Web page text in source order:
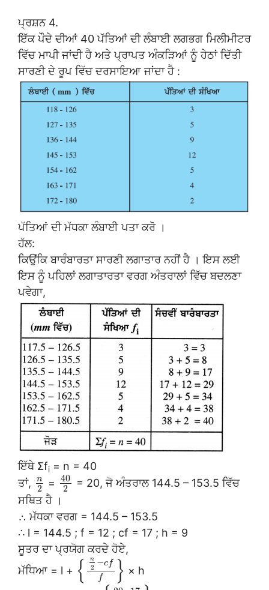
ਪ੍ਰਸ਼ਨ 4.
ਇੱਕ ਪੌਦੇ ਦੀਆਂ 40 ਪੱਤਿਆਂ ਦੀ ਲੰਬਾਈ ਲਗਭਗ ਮਿਲੀਮੀਟਰ
ਵਿੱਚ ਮਾਪੀ ਜਾਂਦੀ ਹੈ ਅਤੇ ਪ੍ਰਾਪਤ ਅੰਕੜਿਆਂ ਨੂੰ ਹੇਠਾਂ ਦਿੱਤੀ
ਸਾਰਣੀ ਦੇ ਰੂਪ ਵਿੱਚ ਦਰਸਾਇਆ ਜਾਂਦਾ ਹੈ :
ਪੱਤਿਆਂ ਦੀ ਮੱਧਕਾ ਲੰਬਾਈ ਪਤਾ ਕਰੋ ।
ਹੱਲ:
ਕਿਉਂਕਿ ਬਾਰੰਬਾਰਤਾ ਸਾਰਣੀ ਲਗਾਤਾਰ ਨਹੀਂ ਹੈ । ਇਸ ਲਈ
ਇਸ ਨੂੰ ਪਹਿਲਾਂ ਲਗਾਤਾਰਤਾ ਵਰਗ ਅੰਤਰਾਲਾਂ ਵਿੱਚ ਬਦਲਣਾ
ਪਵੇਗਾ,
ਇੱਥੇ Σfi = n = 40
ਤਾਂ,
n
2 =
40
2
= 20, ਜੋ ਅੰਤਰਾਲ 144.5 – 153.5 ਵਿੱਚ
ਸਥਿਤ ਹੈ ।
∴ ਮੱਧਕਾ ਵਰਗ = 144.5 – 153.5
∴ l = 144.5 ; f = 12 ; cf = 17 ; h = 9
ਸੂਤਰ ਦਾ ਪ੍ਰਯੋਗ ਕਰਦੇ ਹੋਏ,
ਮੱਧਿਆ = l + { n
2 −c f
f
} × h